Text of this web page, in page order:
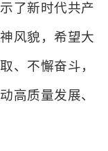
了新时代共产
风貌，希望大
、不懈奋斗，
高质量发展、